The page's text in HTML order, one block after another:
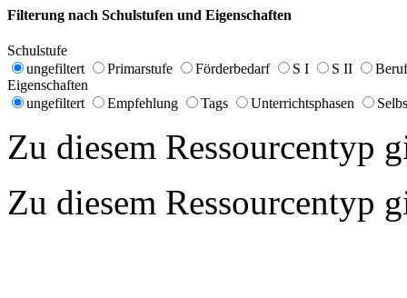
Filterung nach Schulstufen und Eigenschaften
Schulstufe
ungefiltert
Primarstufe Förderbedarf S I S II
Eigenschaften
ungefiltert
Empfehlung Tags Unterrichtsphasen
Zu diesem Ressourcentyp
Zu diesem Ressourcentyp